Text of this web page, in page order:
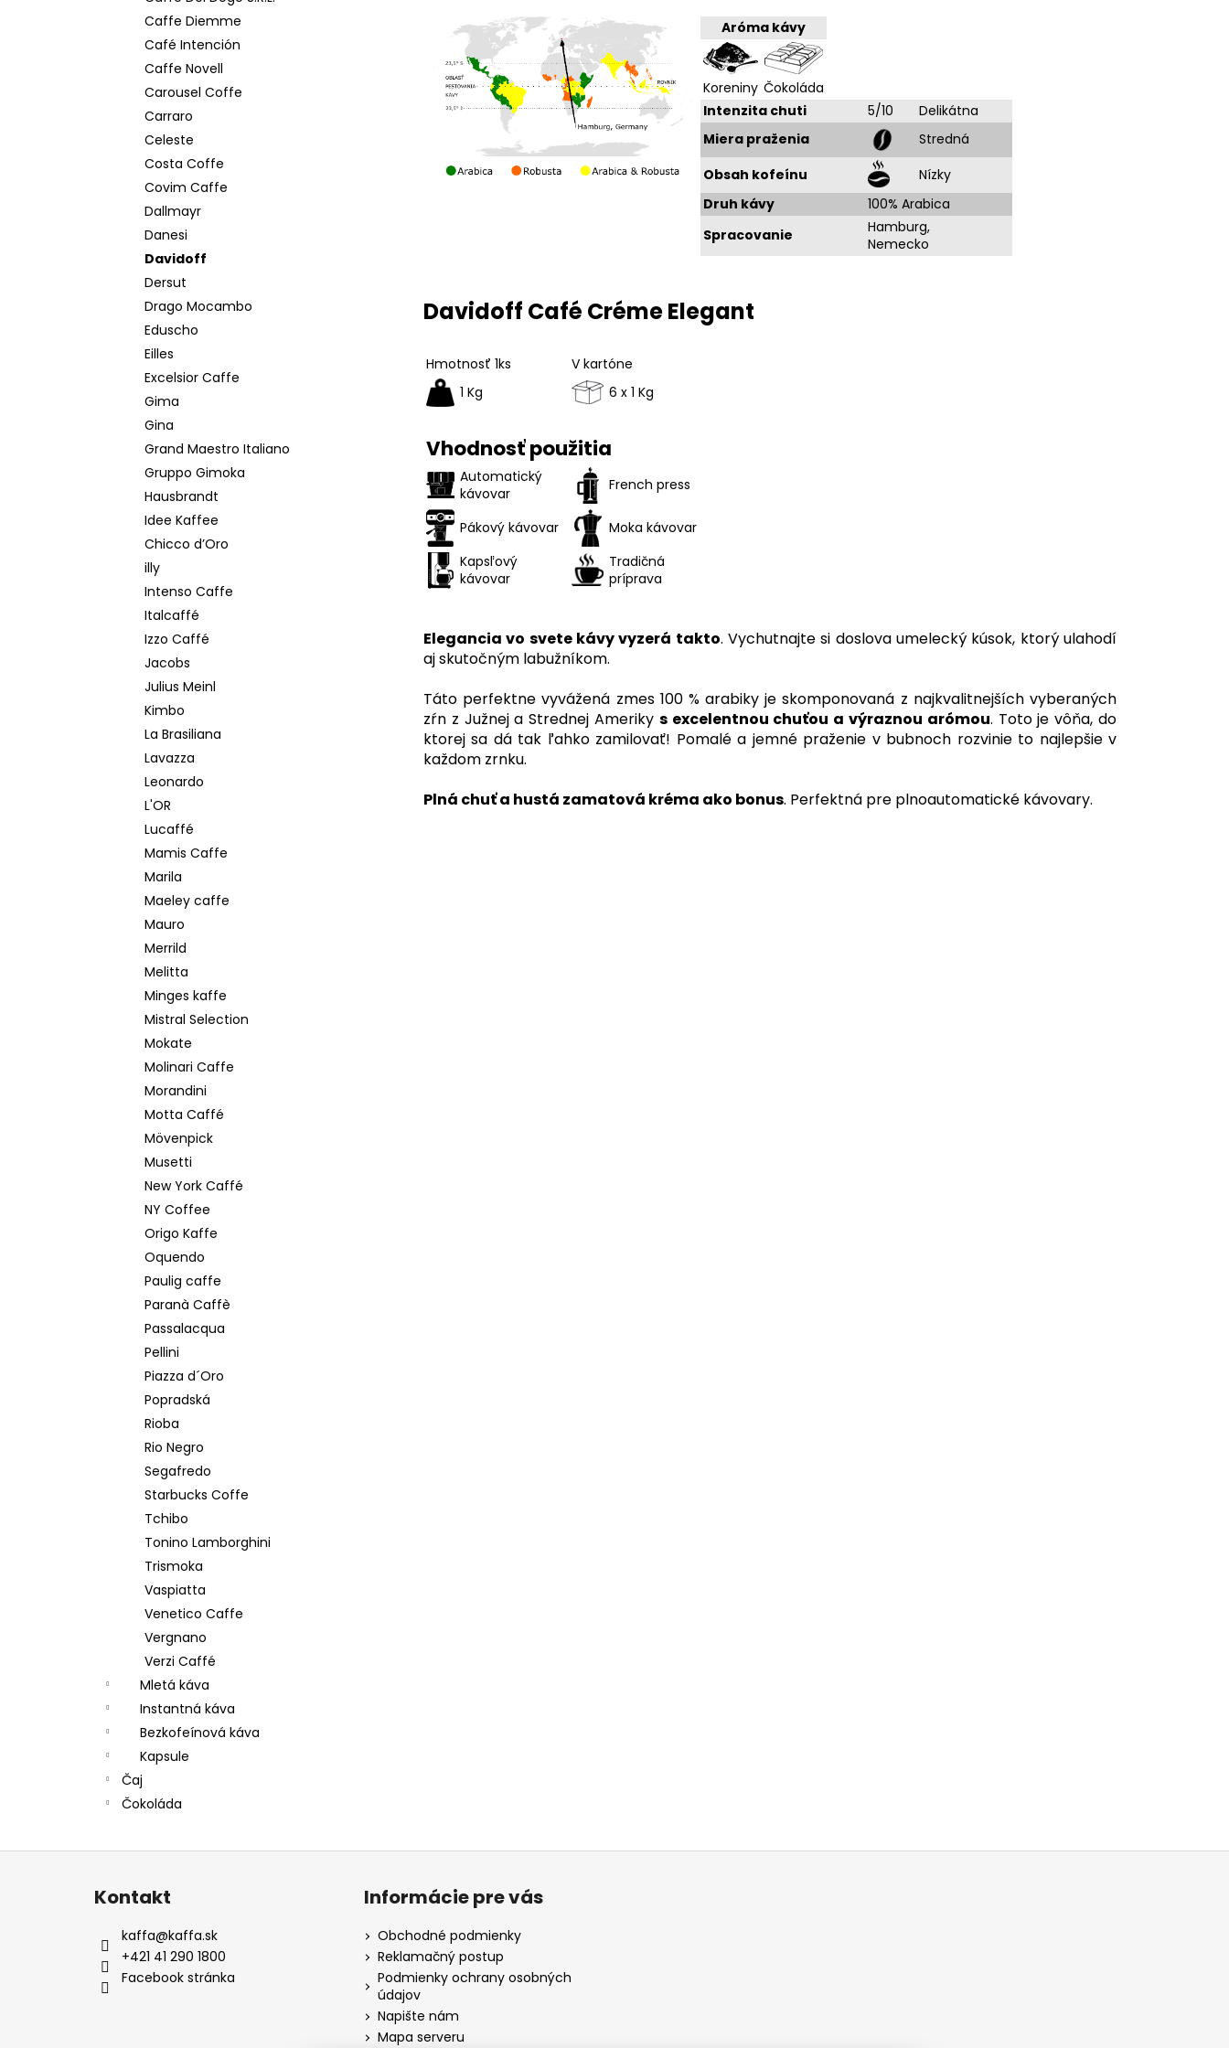
Caffe Diemme
Café Intención
Caffe Novell
Carousel Coffe
Carraro
Celeste
Costa Coffe
Covim Caffe
Dallmayr
Danesi
Davidoff
Dersut
Drago Mocambo
Eduscho
Eilles
Excelsior Caffe
Gima
Gina
Grand Maestro Italiano
Gruppo Gimoka
Hausbrandt
Idee Kaffee
Chicco d’Oro
illy
Intenso Caffe
Italcaffé
Izzo Caffé
Jacobs
Julius Meinl
Kimbo
La Brasiliana
Lavazza
Leonardo
L'OR
Lucaffé
Mamis Caffe
Marila
Maeley caffe
Mauro
Merrild
Melitta
Minges kaffe
Mistral Selection
Mokate
Molinari Caffe
Morandini
Motta Caffé
Mövenpick
Musetti
New York Caffé
NY Coffee
Origo Kaffe
Oquendo
Paulig caffe
Paranà Caffè
Passalacqua
Pellini
Piazza d´Oro
Popradská
Rioba
Rio Negro
Segafredo
Starbucks Coffe
Tchibo
Tonino Lamborghini
Trismoka
Vaspiatta
Venetico Caffe
Vergnano
Verzi Caffé
Mletá káva
Instantná káva
Bezkofeínová káva
Kapsule
Čaj
Čokoláda
Aróma kávy
Koreniny Čokoláda
Intenzita chuti
5/10
Delikátna
Miera praženia
Stredná
Obsah kofeínu
Nízky
Druh kávy
100% Arabica
Spracovanie
Hamburg,
Nemecko
Davidoff Café Créme Elegant
Hmotnosť 1ks
V kartóne
1 Kg
6 x 1 Kg
Vhodnosť použitia
Automatický
kávovar
French press
Pákový kávovar
Moka kávovar
Kapsľový
kávovar
Tradičná
príprava
Elegancia vo svete kávy vyzerá takto. Vychutnajte si doslova umelecký kúsok, ktorý ulahodí
aj skutočným labužníkom.
Táto perfektne vyvážená zmes 100 % arabiky je skomponovaná z najkvalitnejších vyberaných
zŕn z Južnej a Strednej Ameriky s excelentnou chuťou a výraznou arómou. Toto je vôňa, do
ktorej sa dá tak ľahko zamilovať! Pomalé a jemné praženie v bubnoch rozvinie to najlepšie v
každom zrnku.
Plná chuť a hustá zamatová kréma ako bonus. Perfektná pre plnoautomatické kávovary.
Z
Kontakt
kaffa@kaffa.sk
+421 41 290 1800
Facebook stránka
Informácie pre vás
Obchodné podmienky
Reklamačný postup
Podmienky ochrany osobných
údajov
Napište nám
Mapa serveru